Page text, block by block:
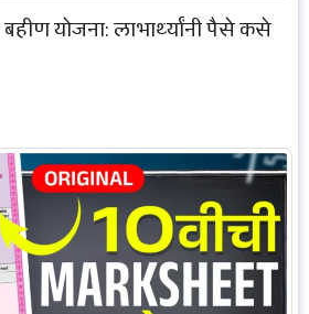
बहीण योजना: लाभार्थ्यांनी पैसे कसे